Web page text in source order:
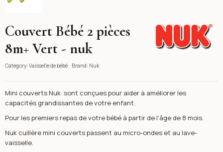
Nuk
Couvert Bébé 2 pièces
8m+ Vert - nuk
Category: Vaisselle de bébé Brand: Nuk
Mini couverts Nuk sont conçues pour aider à améliorer les
capacités grandissantes de votre enfant.
Pour les premiers repas de votre bébé à partir de l’âge de 8 mois.
Nuk cuillère mini couverts passent au micro-ondes et au lave-
vaisselle.